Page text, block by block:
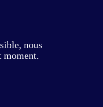
nous
moment.